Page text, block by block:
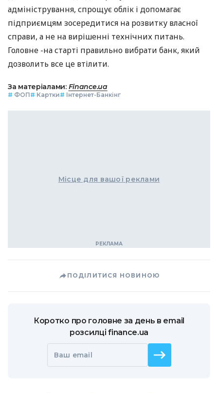
адміністрування, спрощує облік і допомагає
підприємцям зосередитися на розвитку власної
справи, а не на вирішенні технічних питань.
Головне -на старті правильно вибрати банк, який
дозволить все це втілити.
За матеріалами: Finance.ua
# ФОП# Картки# Інтернет-Банкінг
Місце для вашої реклами
ПОДІЛИТИСЯ НОВИНОЮ
Коротко про головне за день в email
розсилці finance.ua
Ваш email